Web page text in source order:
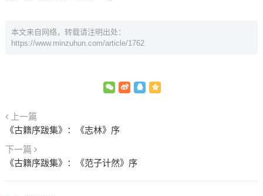
本文来自网络，转载请注明出处：
https://www.minzuhun.com/article/1762
上一篇
《古籍序跋集》：《志林》序
下一篇
《古籍序跋集》：《范子计然》序